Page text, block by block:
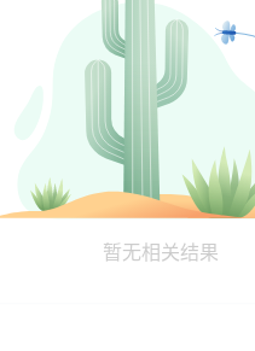
暂无相关结果